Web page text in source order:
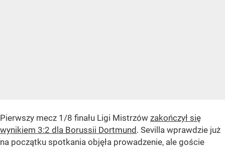
Pierwszy mecz 1/8 finału Ligi Mistrzów zakończył się
wynikiem 3:2 dla Borussii Dortmund. Sevilla wprawdzie już
na początku spotkania objęła prowadzenie, ale goście